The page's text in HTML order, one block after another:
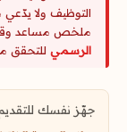
التوظيف ولا يدّعي
ملخص مساعد وقد
الرسمي للتحقق
جهّز نفسك